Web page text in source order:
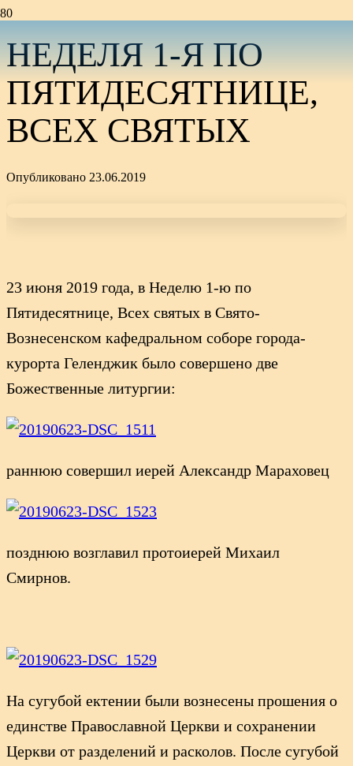
НЕДЕЛЯ 1-Я ПО
ПЯТИДЕСЯТНИЦЕ,
ВСЕХ СВЯТЫХ
Опубликовано 23.06.2019
23 июня 2019 года, в Неделю 1-ю по
Пятидесятнице, Всех святых в Свято-
Вознесенском кафедральном соборе города-
курорта Геленджик было совершено две
Божественные литургии:
раннюю совершил иерей Александр Мараховец
позднюю возглавил протоиерей Михаил
Смирнов.
На сугубой ектении были вознесены прошения о
единстве Православной Церкви и сохранении
Церкви от разделений и расколов. После сугубой